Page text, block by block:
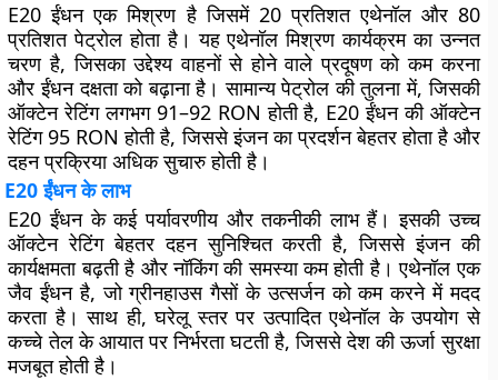
E20 ईंधन एक मिश्रण है जिसमें 20 प्रतिशत एथेनॉल और 80
प्रतिशत पेट्रोल होता है। यह एथेनॉल मिश्रण कार्यक्रम का उन्नत
चरण है, जिसका उद्देश्य वाहनों से होने वाले प्रदूषण को कम करना
और ईंधन दक्षता को बढ़ाना है। सामान्य पेट्रोल की तुलना में, जिसकी
ऑक्टेन रेटिंग लगभग 91–92 RON होती है, E20 ईंधन की ऑक्टेन
रेटिंग 95 RON होती है, जिससे इंजन का प्रदर्शन बेहतर होता है और
दहन प्रक्रिया अधिक सुचारु होती है।
E20 ईंधन के लाभ
E20 ईंधन के कई पर्यावरणीय और तकनीकी लाभ हैं। इसकी उच्च
ऑक्टेन रेटिंग बेहतर दहन सुनिश्चित करती है, जिससे इंजन की
कार्यक्षमता बढ़ती है और नॉकिंग की समस्या कम होती है। एथेनॉल एक
जैव ईंधन है, जो ग्रीनहाउस गैसों के उत्सर्जन को कम करने में मदद
करता है। साथ ही, घरेलू स्तर पर उत्पादित एथेनॉल के उपयोग से
कच्चे तेल के आयात पर निर्भरता घटती है, जिससे देश की ऊर्जा सुरक्षा
मजबूत होती है।